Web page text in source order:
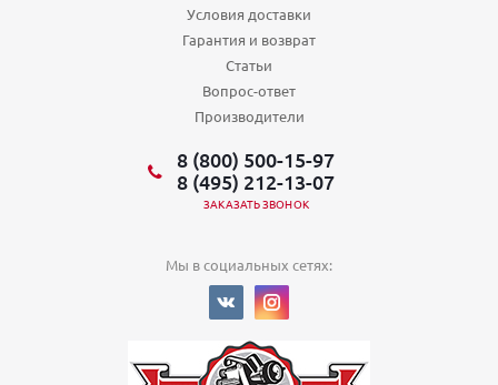
Условия доставки
Гарантия и возврат
Статьи
Вопрос-ответ
Производители
8 (800) 500-15-97
8 (495) 212-13-07
ЗАКАЗАТЬ ЗВОНОК
Мы в социальных сетях: